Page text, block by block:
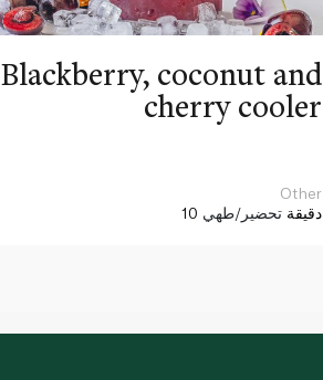
Blackberry, coconut and
cherry cooler
Other
10 دقيقة تحضير/طهي